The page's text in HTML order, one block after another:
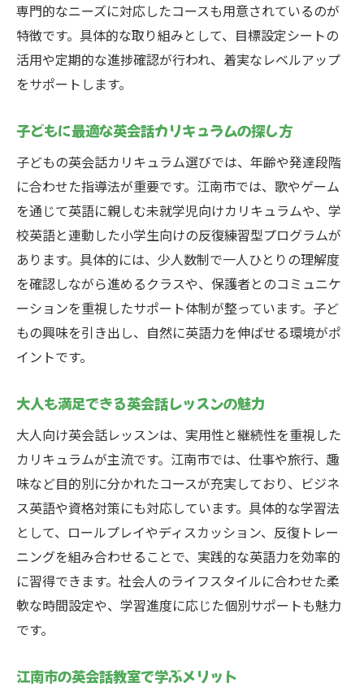
家族で通える英会話教室の選び方
成長段階に合わせた英会話カリキュラム選
び
英会話で得られる家族のコミュニケーショ
ン力
忙しい人向け英会話カリキュラムの特徴
短時間でも効率的な英会話学習法を紹介
オンライン対応の英会話学習の利点
隙間時間を活用した英会話カリキュラム活
用法
英会話学習の継続をサポートする方法
忙しい社会人向け英会話レッスン選び
英会話力が伸びる江南市の新しい学び環境
江南市で注目される英会話学習の新トレン
最新の英会話カリキュラムを体験する方法
英会話力アップに役立つ学習ツール紹介
地域密着型で成長できる英会話の特徴
英会話学習における実践の場が広がる理由
教育現場で英会話が果たす役割と今後
目的別に探る英会話カリキュラムの選択術
目的に合った英会話カリキュラムの選び方
ビジネス英語に特化したカリキュラム事例
専門的なニーズに対応したコースも用意されているのが
特徴です。具体的な取り組みとして、目標設定シートの
活用や定期的な進捗確認が行われ、着実なレベルアップ
をサポートします。
子どもに最適な英会話カリキュラムの探し方
子どもの英会話カリキュラム選びでは、年齢や発達段階
に合わせた指導法が重要です。江南市では、歌やゲーム
を通じて英語に親しむ未就学児向けカリキュラムや、学
校英語と連動した小学生向けの反復練習型プログラムが
あります。具体的には、少人数制で一人ひとりの理解度
を確認しながら進めるクラスや、保護者とのコミュニケ
ーションを重視したサポート体制が整っています。子ど
もの興味を引き出し、自然に英語力を伸ばせる環境がポ
イントです。
大人も満足できる英会話レッスンの魅力
大人向け英会話レッスンは、実用性と継続性を重視した
カリキュラムが主流です。江南市では、仕事や旅行、趣
味など目的別に分かれたコースが充実しており、ビジネ
ス英語や資格対策にも対応しています。具体的な学習法
として、ロールプレイやディスカッション、反復トレー
ニングを組み合わせることで、実践的な英語力を効率的
に習得できます。社会人のライフスタイルに合わせた柔
軟な時間設定や、学習進度に応じた個別サポートも魅力
です。
江南市の英会話教室で学ぶメリット